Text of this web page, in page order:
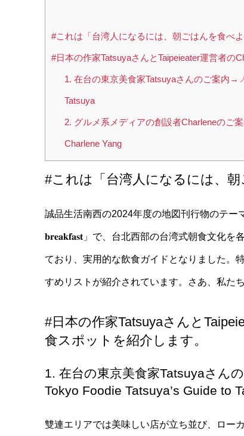
#これは「台湾人になるには、朝ごはんを食べ
#日本の作家TatsuyaさんとTaipeieater運営者の
1. 在台の東京美食家Tatsuyaさんのご案内
Tatsuya
2. グルメ系メディアの創設者Charleneのご
Charlene Yang
#これは「台湾人になるには、
誠品生活南西の2024年度の地図刊行物のテー
𝐛𝐫𝐞𝐚𝐤𝐟𝐚𝐬𝐭」で、台北西部の台湾式朝食文化
ており、実用的な飲食ガイドとなりました。
すめリストが紹介されています。さあ、私た
#日本の作家Tatsuyaさんと
食スポットを紹介します。
1. 在台の東京美食家Tatsuyaさん
Tokyo Foodie Tatsuya’s Guide to
雙連エリアでは美味しい店が立ち並び、ロー